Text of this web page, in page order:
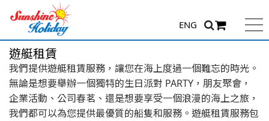
ENG
遊艇租賃
我們提供遊艇租賃服務，讓您在海上度過一個難忘的時光。
無論是想要舉辦一個獨特的生日派對 PARTY，朋友聚會，
企業活動、公司春茗、還是想要享受一個浪漫的海上之旅，
我們都可以為您提供最優質的船隻和服務。遊艇租賃服務包